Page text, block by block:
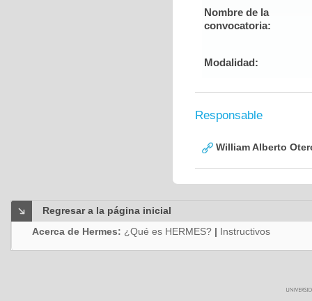
Nombre de la
convocatoria:
Modalidad:
Responsable
William Alberto
Regresar a la página inicial
Acerca de Hermes: ¿Qué es HERMES? | Instructivos